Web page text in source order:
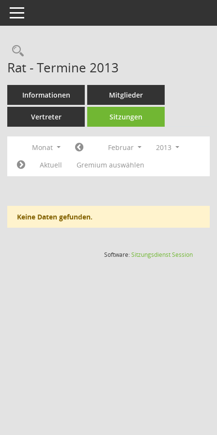
Toggle navigation
Rechercheauswahl
Rat - Termine 2013
Informationen Mitglieder
Vertreter Sitzungen
Monat Februar
2013
Aktuell
Gremium auswählen
Keine Daten gefunden.
Software:SitzungsdienstSession(Wird in